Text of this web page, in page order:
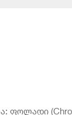
ფოლადი